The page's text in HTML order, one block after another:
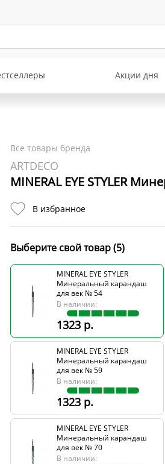
Акции дня
Все товары бренда
ARTDECO
MINERAL EYE STYLER
В избранное
Выберите свой товар (5)
Минеральный карандаш
для век № 51
В наличии:
1323 р.
MINERAL EYE STYLER
Минеральный карандаш
для век № 54
В наличии:
1323 р.
MINERAL EYE STYLER
Минеральный карандаш
для век № 59
В наличии:
1323 р.
MINERAL EYE STYLER
Минеральный карандаш
для век № 70
В наличии: